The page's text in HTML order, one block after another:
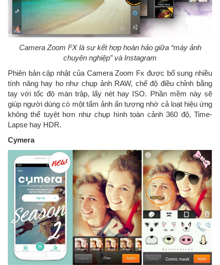
Camera Zoom FX là sự kết hợp hoàn hảo giữa “máy ảnh
chuyên nghiệp” và Instagram
Phiên bản cập nhật của Camera Zoom Fx được bổ sung nhiều
tính năng hay ho như chụp ảnh RAW, chế độ điều chỉnh bằng
tay với tốc độ màn trập, lấy nét hay ISO. Phần mềm này sẽ
giúp người dùng có một tấm ảnh ấn tượng nhờ cả loạt hiệu ứng
không thể tuyệt hơn như chụp hình toàn cảnh 360 độ, Time-
Lapse hay HDR.
Cymera